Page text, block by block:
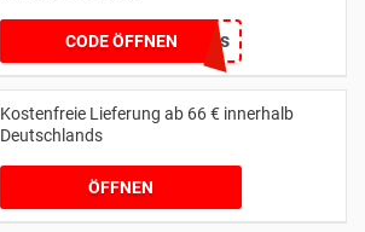
CODE ÖFFNEN5Tamaris
Kostenfreie Lieferung ab 66 € innerhalb
Deutschlands
ÖFFNEN